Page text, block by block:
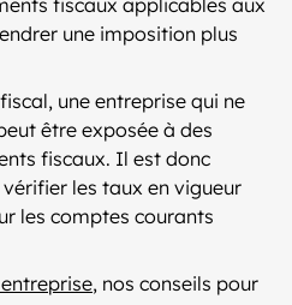
fiscaux applicables aux
une imposition plus
une entreprise qui ne
être exposée à des
fiscaux. Il est donc
les taux en vigueur
les comptes courants
, nos conseils pour